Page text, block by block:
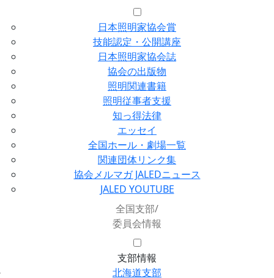
日本照明家協会賞
技能認定・公開講座
日本照明家協会誌
協会の出版物
照明関連書籍
照明従事者支援
知っ得法律
エッセイ
全国ホール・劇場一覧
関連団体リンク集
協会メルマガ JALEDニュース
JALED YOUTUBE
全国支部/
委員会情報
支部情報
北海道支部